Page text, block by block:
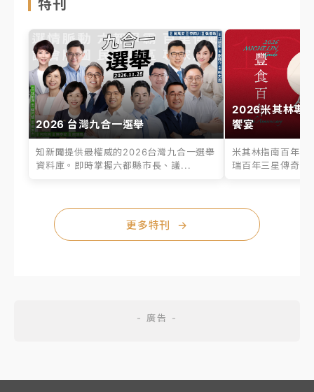
特刊
2026 台灣九合一選舉
知新聞提供最權威的2026台灣九合一選舉
資料庫。即時掌握六都縣市長、議...
2026米其林專
饗宴
米其林指南百年之
瑞百年三星傳奇、
更多特刊 →